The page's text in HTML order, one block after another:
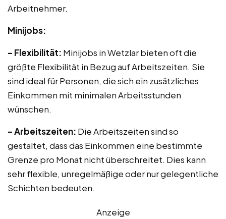
Arbeitnehmer.
Minijobs:
– Flexibilität: Minijobs in Wetzlar bieten oft die
größte Flexibilität in Bezug auf Arbeitszeiten. Sie
sind ideal für Personen, die sich ein zusätzliches
Einkommen mit minimalen Arbeitsstunden
wünschen.
– Arbeitszeiten: Die Arbeitszeiten sind so
gestaltet, dass das Einkommen eine bestimmte
Grenze pro Monat nicht überschreitet. Dies kann
sehr flexible, unregelmäßige oder nur gelegentliche
Schichten bedeuten.
Anzeige